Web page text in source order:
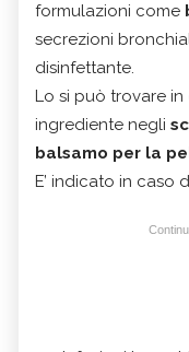
formulazioni come
secrezioni
disinfettante.
Lo si può trovare in
ingrediente negli
balsamo per la
E’ indicato in caso